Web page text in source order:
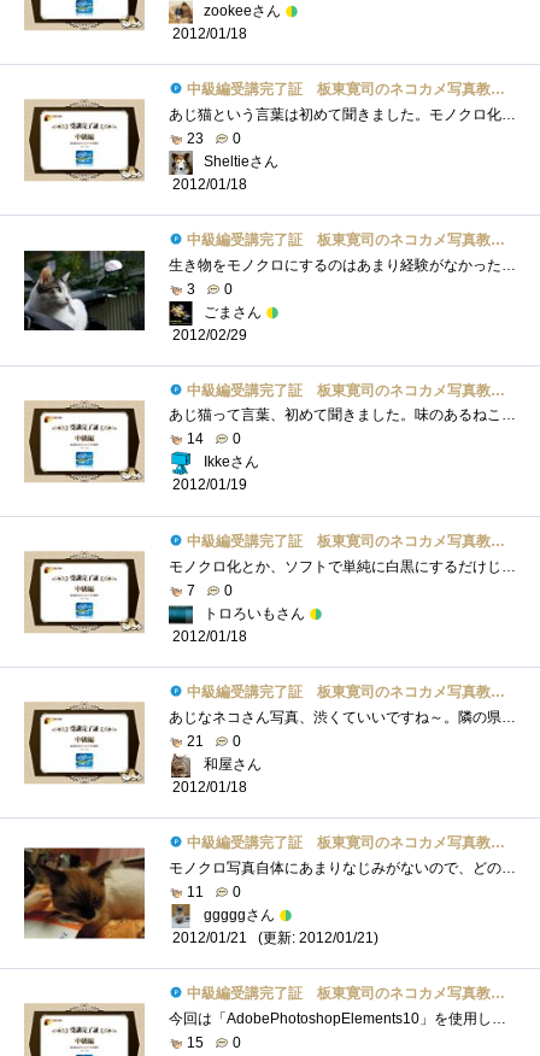
zookeeさん
2012/01/18
中級編受講完了証 板東寛司のネコカメ写真教室パート2
あじ猫という言葉は初めて聞きました。モノクロ化も単純にモノクロに変更するだけではなくてコントラストを調整したりと猫の表情を引きたて�...
23
0
Sheltieさん
2012/01/18
中級編受講完了証 板東寛司のネコカメ写真教室パート2
生き物をモノクロにするのはあまり経験がなかったけど、やってみると雰囲気が変わって面白いと思いましたでも、そのさじ加減が難し～ レタ�...
3
0
ごまさん
2012/02/29
中級編受講完了証 板東寛司のネコカメ写真教室パート2
あじ猫って言葉、初めて聞きました。味のあるねこ？モノクロの写真もいい味出しています。昨日見たトップもモノクロでした。関係ないけど。Ph...
14
0
Ikkeさん
2012/01/19
中級編受講完了証 板東寛司のネコカメ写真教室パート2
モノクロ化とか、ソフトで単純に白黒にするだけじゃなくて色々調整してこそなんですね。その点は初めて知ったかも。これまでモノクロ写真は�...
7
0
トロろいもさん
2012/01/18
中級編受講完了証 板東寛司のネコカメ写真教室パート2
あじなネコさん写真、渋くていいですね～。隣の県にネコ寺があるらしく、撮りに行きたい・・・。モノクロにしてみるとまた違った雰囲気にな�...
21
0
和屋さん
2012/01/18
中級編受講完了証 板東寛司のネコカメ写真教室パート2
モノクロ写真自体にあまりなじみがないので、どのような特徴があるのかなど今一歩わかりませんでしたが、モノクロ写真にすることによって背�...
11
0
gggggさん
2012/01/21
(更新: 2012/01/21)
中級編受講完了証 板東寛司のネコカメ写真教室パート2
今回は「AdobePhotoshopElements10」を使用してのスライドショー作成が紹介されてます。一見簡単そうですが、モノトーン調の写真もただ色を失くせば�...
15
0